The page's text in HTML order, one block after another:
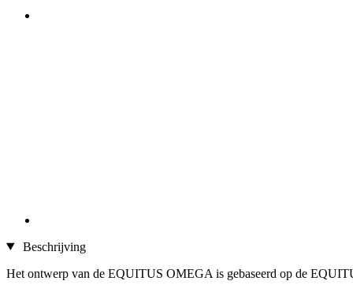
Beschrijving
Het ontwerp van de EQUITUS OMEGA is gebaseerd op de